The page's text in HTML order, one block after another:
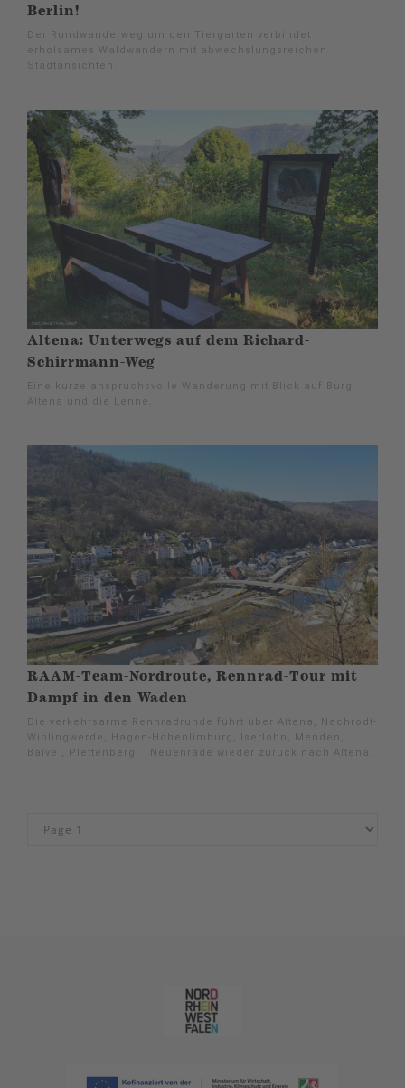
Berlin!
Der Rundwanderweg um den Tiergarten verbindet
erholsames Waldwandern mit abwechslungsreichen
Stadtansichten.
Altena: Unterwegs auf dem Richard-
Schirrmann-Weg
Eine kurze anspruchsvolle Wanderung mit Blick auf Burg
Altena und die Lenne.
RAAM-Team-Nordroute, Rennrad-Tour mit
Dampf in den Waden
Die verkehrsarme Rennradrunde führt über Altena, Nachrodt-
Wiblingwerde, Hagen-Hohenlimburg, Iserlohn, Menden,
Balve , Plettenberg, Neuenrade wieder zurück nach Altena.